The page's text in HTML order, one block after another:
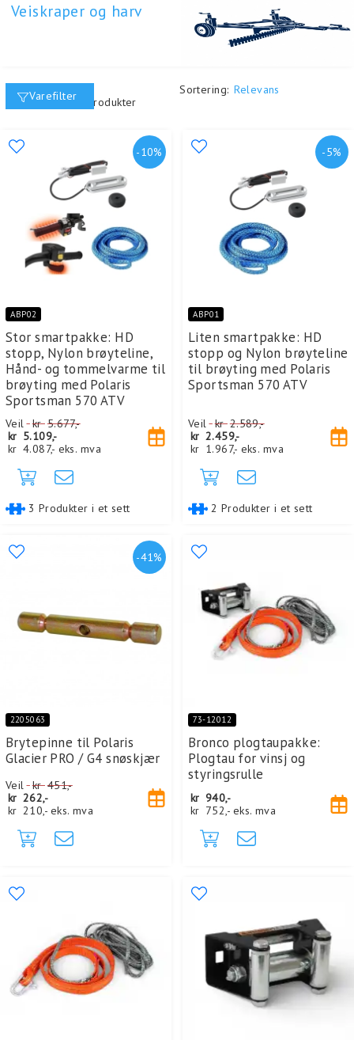
Veiskraper og harv
Varefilter Sortering: Relevans
Viser24av140 produkter
-10%
ABP02
Stor smartpakke: HD
stopp, Nylon brøyteline,
Hånd- og tommelvarme til
brøyting med Polaris
Sportsman 570 ATV
Veil kr5.677,-
kr 5.109,-
kr 4.087,- eks. mva
3 Produkter i et sett
-5%
ABP01
Liten smartpakke: HD
stopp og Nylon brøyteline
til brøyting med Polaris
Sportsman 570 ATV
Veil kr2.589,-
kr 2.459,-
kr 1.967,- eks. mva
2 Produkter i et sett
-41%
2205063
Brytepinne til Polaris
Glacier PRO / G4 snøskjær
Veil kr451,-
kr 262,-
kr 210,- eks. mva
73-12012
Bronco plogtaupakke:
Plogtau for vinsj og
styringsrulle
kr 940,-
kr 752,- eks. mva